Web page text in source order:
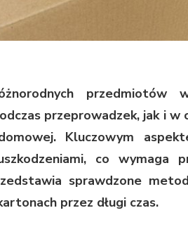
przeprowadzek, jak i
Kluczowym
co wymaga
sprawdzone
przez długi czas.